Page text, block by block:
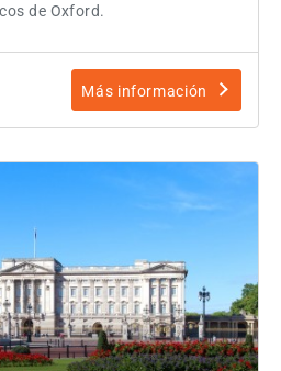
de Oxford.
Más información